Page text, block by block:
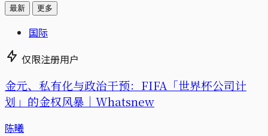
最新 更多
国际
仅限注册用户
金元、私有化与政治干预：FIFA「世界杯公司计
划」的金权风暴｜Whatsnew
陈曦